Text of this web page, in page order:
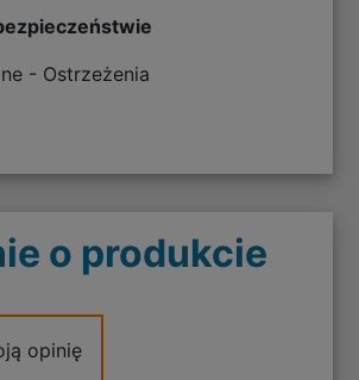
- Ostrzeżenia
o produkcie
opinię